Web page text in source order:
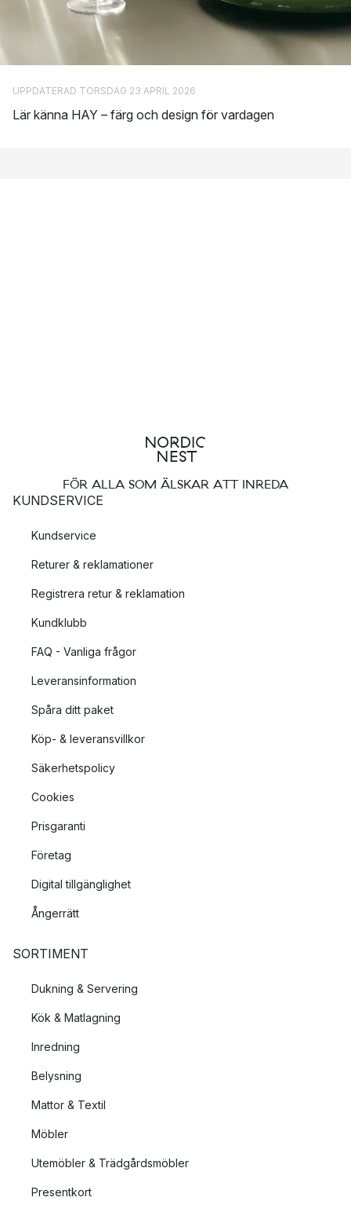
En hälsosam arbetsmiljö
Socialt ansvarstagande
Miljövänlig tillverkning
Merparten av HAYs träprodukter är tillverkade av FSC-
Council och är en oberoende internationell
samhällsnyttigt och hållbart skogsbruk.
FSC-certifieringen är en miljömärkning som garanterar att
träråvaran som används är spårbar och kommer från ett
följer nationella och lokala lagar samt FSC:s hänsynsregler som
garantera säkra arbetsvillkor.
UPPDATERAD TORSDAG 23 APRIL 2026
Lär känna HAY – färg och design för vardagen
FÖR ALLA SOM ÄLSKAR ATT INREDA
KUNDSERVICE
Kundservice
Returer & reklamationer
Registrera retur & reklamation
Kundklubb
FAQ - Vanliga frågor
Leveransinformation
Spåra ditt paket
Köp- & leveransvillkor
Säkerhetspolicy
Cookies
Prisgaranti
Företag
Digital tillgänglighet
Ångerrätt
SORTIMENT
Dukning & Servering
Kök & Matlagning
Inredning
Belysning
Mattor & Textil
Möbler
Utemöbler & Trädgårdsmöbler
Presentkort